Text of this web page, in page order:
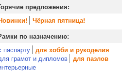
предложения:
Чёрная пятница!
по назначению:
паспарту для хобби и рукоделия
грамот и дипломов для пазлов